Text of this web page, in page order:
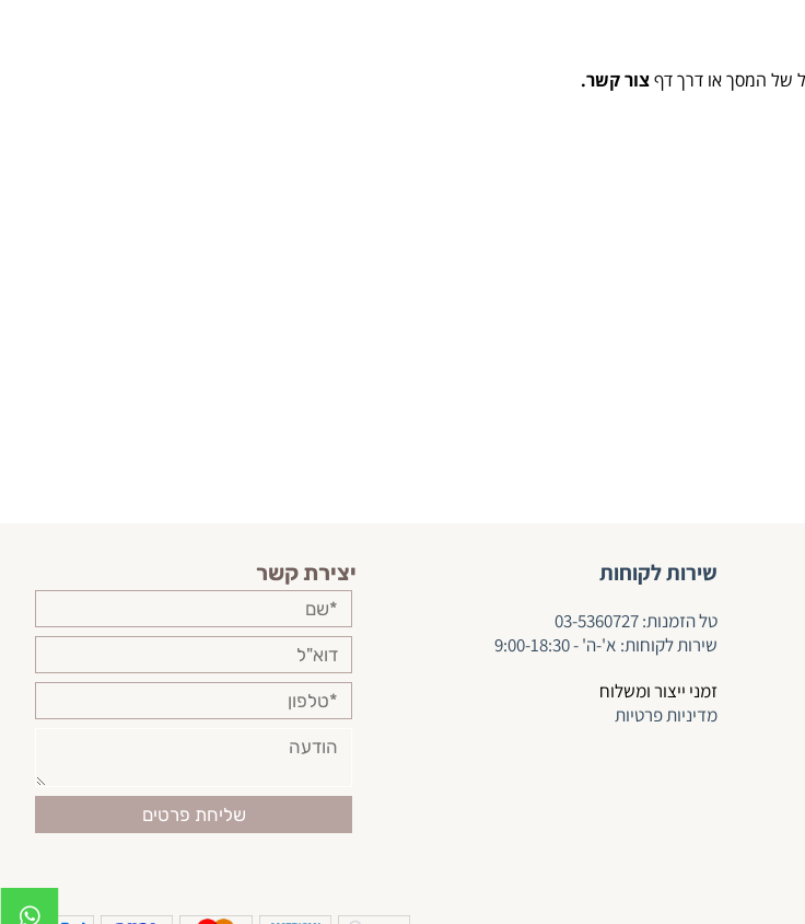
של המסך או דרך דףצור קשר.
שירות לקוחות
טל הזמנות:03-5360727
שירות לקוחות: א'-ה' - 9:00-18:30
זמני ייצור ומשלוח
מדיניות פרטיות
יצירת קשר